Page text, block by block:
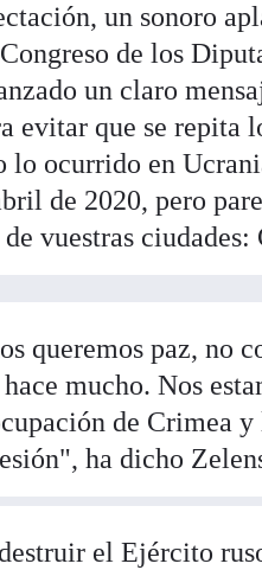
un sonoro
de los
un claro
evitar que se repita
lo ocurrido en
de 2020, pero
vuestras
queremos paz, no
mucho. Nos
de Crimea
ha dicho
el Ejército